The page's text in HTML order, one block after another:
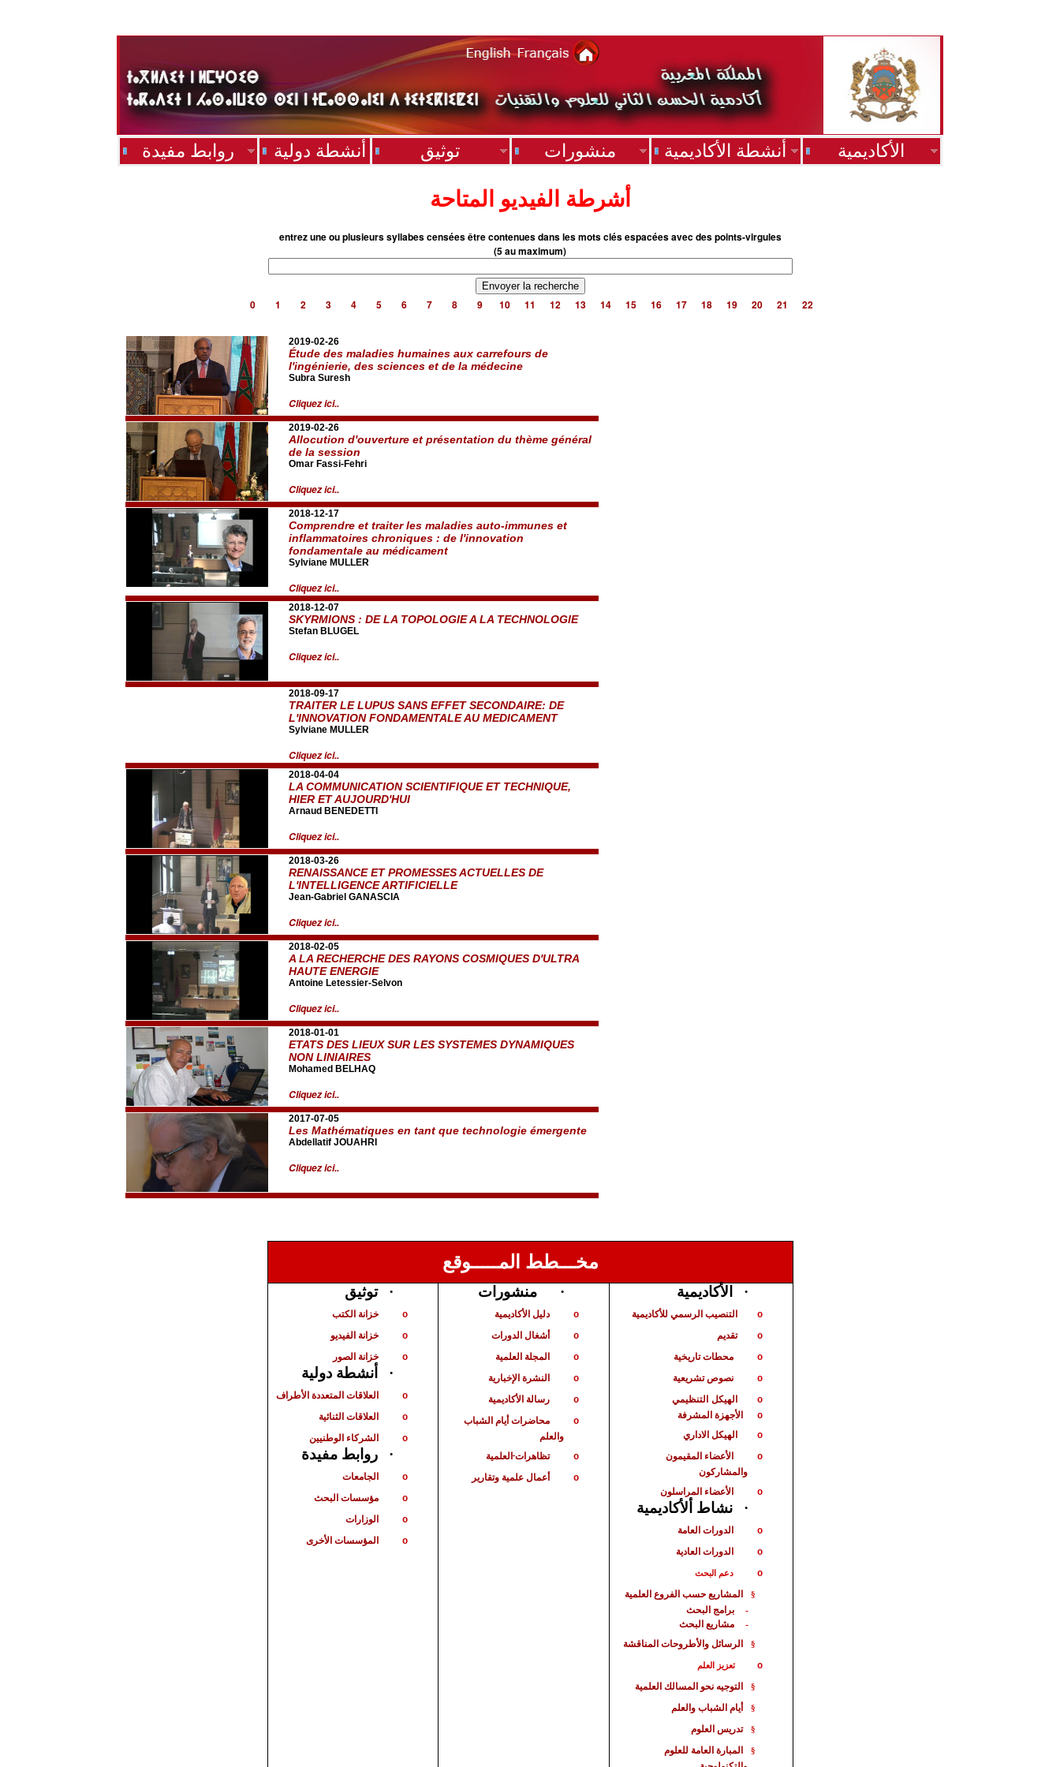
روابط مفيدة أنشطة دولية توثيق منشورات أنشطة الأكاديمية الأكاديمية
أشرطة الفيديو المتاحة
entrez une ou plusieurs syllabes censées être contenues dans les mots clés espacées avec des points-virgules
(5 au maximum)
0 1 2 3 4 5 6 7 8 9 10 11 12 13 14 15 16 17 18 19 20 21 22
2019-02-26
Étude des maladies humaines aux carrefours de
l'ingénierie, des sciences et de la médecine
Subra Suresh
Cliquez ici..
2019-02-26
Allocution d'ouverture et présentation du thème général
de la session
Omar Fassi-Fehri
Cliquez ici..
2018-12-17
Comprendre et traiter les maladies auto-immunes et
inflammatoires chroniques : de l'innovation
fondamentale au médicament
Sylviane MULLER
Cliquez ici..
2018-12-07
SKYRMIONS : DE LA TOPOLOGIE A LA TECHNOLOGIE
Stefan BLUGEL
Cliquez ici..
2018-09-17
TRAITER LE LUPUS SANS EFFET SECONDAIRE: DE
L'INNOVATION FONDAMENTALE AU MEDICAMENT
Sylviane MULLER
Cliquez ici..
2018-04-04
LA COMMUNICATION SCIENTIFIQUE ET TECHNIQUE,
HIER ET AUJOURD'HUI
Arnaud BENEDETTI
Cliquez ici..
2018-03-26
RENAISSANCE ET PROMESSES ACTUELLES DE
L'INTELLIGENCE ARTIFICIELLE
Jean-Gabriel GANASCIA
Cliquez ici..
2018-02-05
A LA RECHERCHE DES RAYONS COSMIQUES D'ULTRA
HAUTE ENERGIE
Antoine Letessier-Selvon
Cliquez ici..
2018-01-01
ETATS DES LIEUX SUR LES SYSTEMES DYNAMIQUES
NON LINIAIRES
Mohamed BELHAQ
Cliquez ici..
2017-07-05
Les Mathématiques en tant que technologie émergente
Abdellatif JOUAHRI
Cliquez ici..
مخـــطط المـــــوقع
· توثيق
o خزانة الكتب
o خزانة الفيديو
o خزانة الصور
· أنشطة دولية
o العلاقات المتعددة الأطراف
o العلاقات الثنائية
o الشركاء الوطنيين
· روابط مفيدة
o الجامعات
o مؤسسات البحث
o الوزارات
o المؤسسات الأخرى
· منشورات
o دليل الأكاديمية
o أشغال الدورات
o المجلة العلمية
o النشرة الإخبارية
o رسالة الأكاديمية
o
محاضرات أيام الشباب
والعلم
o تظاهراتالعلمية
o أعمال علمية وتقارير
· الأكاديمية
o التنصيب الرسمي للأكاديمية
o تقديم
o محطات تاريخية
o نصوص تشريعية
o الهيكل التنظيمي
o الأجهزة المشرفة
o الهيكل الاداري
o
الأعضاء المقيمون
والمشاركون
o الأعضاء المراسلون
· نشاط ألأكاديمية
o الدورات العامة
o الدورات العادية
o دعم البحث
§ المشاريع حسب الفروع العلمية
- برامج البحث
- مشاريعالبحث
§ الرسائل والأطروحات المناقشة
o تعزيز العلم
§ التوجيه نحو المسالك العلمية
§ أيام الشباب والعلم
§ تدريس العلوم
§ المبارةالعامة للعلوم